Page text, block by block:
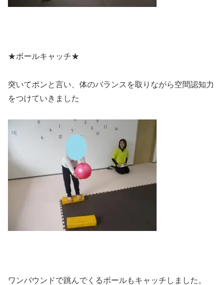
★ボールキャッチ★
突いてポンと言い、体のバランスを取りながら空間認知力
をつけていきました
ワンバウンドで跳んでくるボールもキャッチしました。